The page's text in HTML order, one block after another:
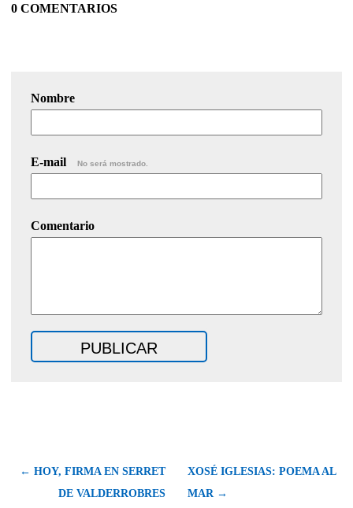
0 COMENTARIOS
Nombre
E-mail No será mostrado.
Comentario
← HOY, FIRMA EN SERRET
DE VALDERROBRES
XOSÉ IGLESIAS: POEMA AL
MAR →